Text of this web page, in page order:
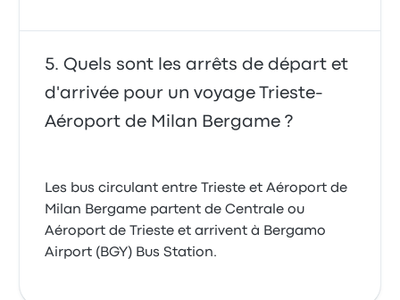
Quels sont les arrêts de départ et
d'arrivée pour un voyage Trieste-
Aéroport de Milan Bergame ?
Les bus circulant entre Trieste et Aéroport de
Milan Bergame partent de Centrale ou
Aéroport de Trieste et arrivent à Bergamo
Airport (BGY) Bus Station.